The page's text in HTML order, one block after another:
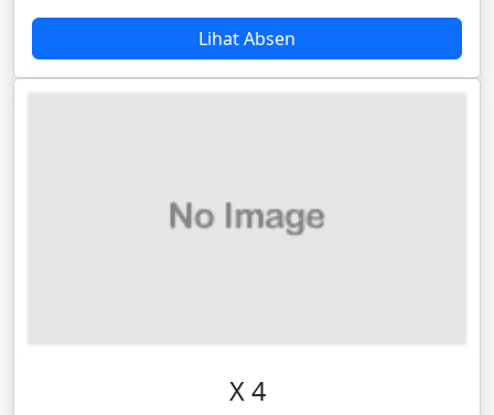
Lihat Absen
X 4